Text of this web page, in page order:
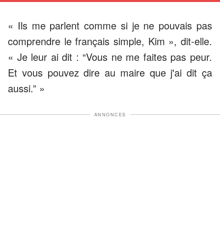
« Ils me parlent comme si je ne pouvais pas
comprendre le français simple, Kim », dit-elle.
« Je leur ai dit : “Vous ne me faites pas peur.
Et vous pouvez dire au maire que j'ai dit ça
aussi.” »
ANNONCES